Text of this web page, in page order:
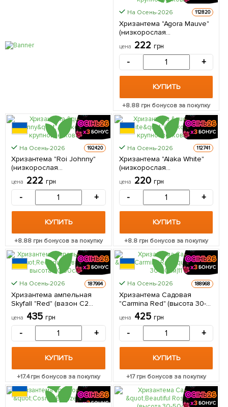
На Осень-2026 112820
Хризантема "Agora Mauve"
(низкорослая
крупноцветковая) 1
саженец в упаковке
цена 222 грн
- +
КУПИТЬ
+8.88грн бонусов за покупку
На Осень-2026 192420
Хризантема "Roi Johnny"
(низкорослая
крупноцветковая) 1
саженец в упаковке
цена 222 грн
- +
КУПИТЬ
+8.88 грн бонусов за покупку
На Осень-2026 112741
Хризантема "Alaka White"
(низкорослая
крупноцветковая) 1
саженец в упаковке
цена 220 грн
- +
КУПИТЬ
+8.8грн бонусов за покупку
На Осень-2026 187994
Хризантема ампельная
Skyfall "Red" (вазон C2
высота 20-30см) 1 саженец
в упаковке
цена 435 грн
- +
КУПИТЬ
+17.4грн бонусов за покупку
КРУПНОМЕР
На Осень-2026 188968
Хризантема Садовая
"Carmina Red" (высота 30-
50см) 1 саженец в
упаковке
цена 425 грн
- +
КУПИТЬ
+17грн бонусов за покупку